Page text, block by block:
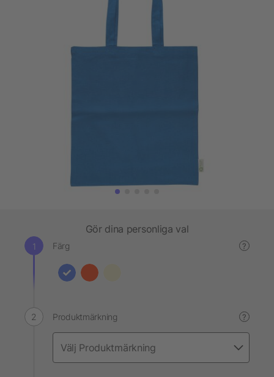
Gör dina personliga val
Färg ?
Produktmärkning ?